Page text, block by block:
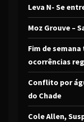
Leva N- Se
Moz Grouve –
Fim de
ocorrências
Conflito por
do Chade
Cole Allen,